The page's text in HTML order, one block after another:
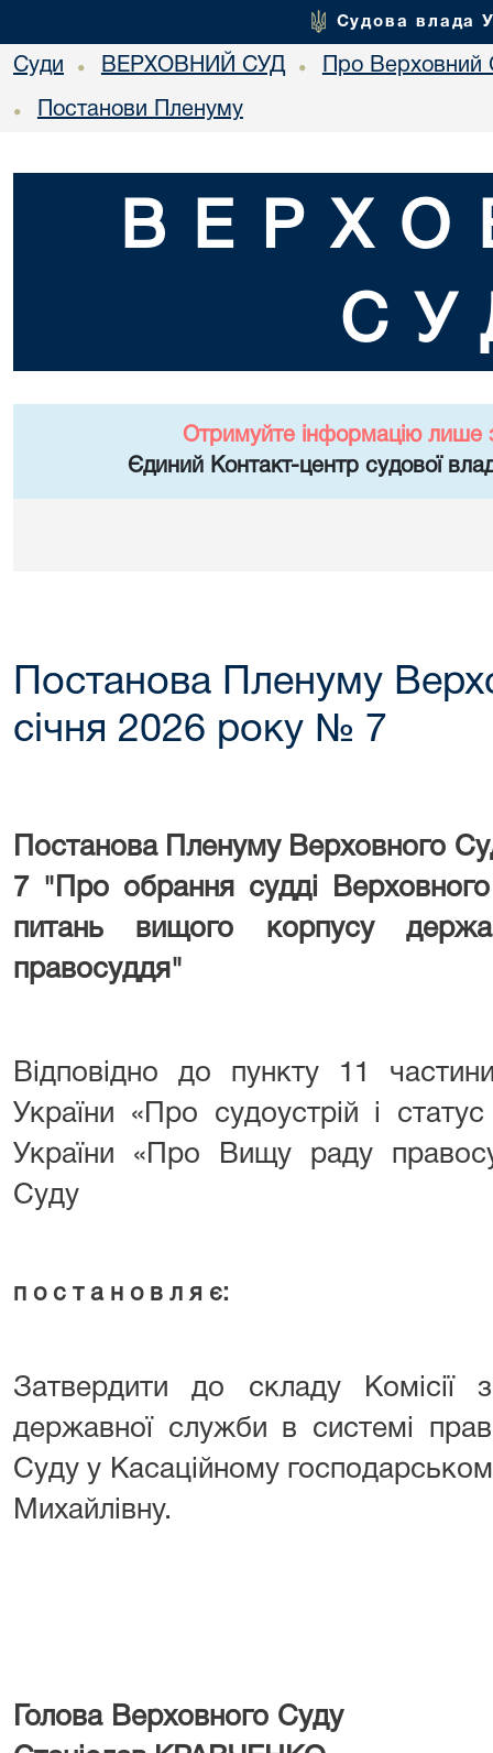
Судова влада
Суди • ВЕРХОВНИЙ СУД • Про Верховний
• Постанови Пленуму
Отримуйте інформацію лише
Єдиний Контакт-центр судової
Постанова Пленуму
січня 2026 року № 7
Постанова Пленуму Верховного
7 " Про обрання судді
питань вищого корпусу
правосуддя"
Відповідно до пункту 11
України «Про судоустрій і
України «Про Вищу раду
Суду
п о с т а н о в л я є:
Затвердити до складу Комісії
державної служби в системі
Суду у Касаційному
Михайлівну.
Голова